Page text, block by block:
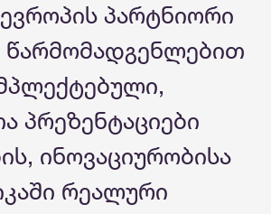
პარტნიორი
წარმომადგენლებით
პრეზენტაციები
ინოვაციურობისა
რეალური